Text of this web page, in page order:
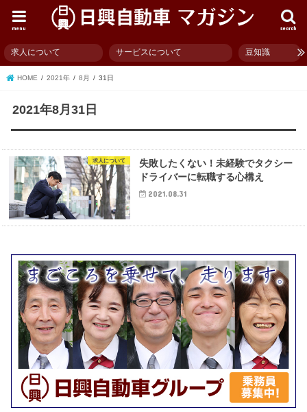
search
menu
求人について サービスについて 豆知識
HOME 2021年 8月 31日
2021年8月31日
求人について
失敗したくない！未経験でタクシー
ドライバーに転職する心構え
2021.08.31